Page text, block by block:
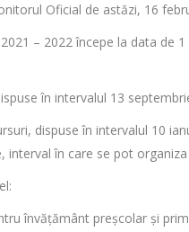
Oficial de astăzi, 16
– 2022 începe la data de
în intervalul 13
dispuse în intervalul 10
interval în care se pot
învățământ preșcolar și